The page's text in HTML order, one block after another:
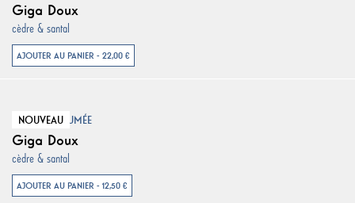
Giga Doux
cèdre & santal
AJOUTER AU PANIER - 22,00 €
NOUVEAU
CARTE PARFUMÉE
Giga Doux
cèdre & santal
AJOUTER AU PANIER - 12,50 €